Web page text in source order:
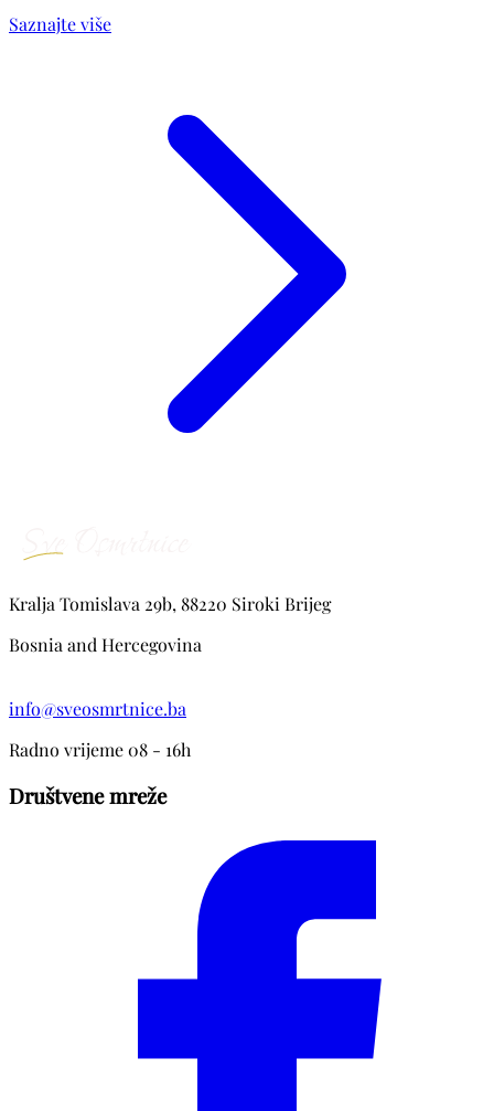
Saznajte više
Kralja Tomislava 29b, 88220 Siroki Brijeg
Bosnia and Hercegovina
info@sveosmrtnice.ba
Radno vrijeme 08 - 16h
Društvene mreže